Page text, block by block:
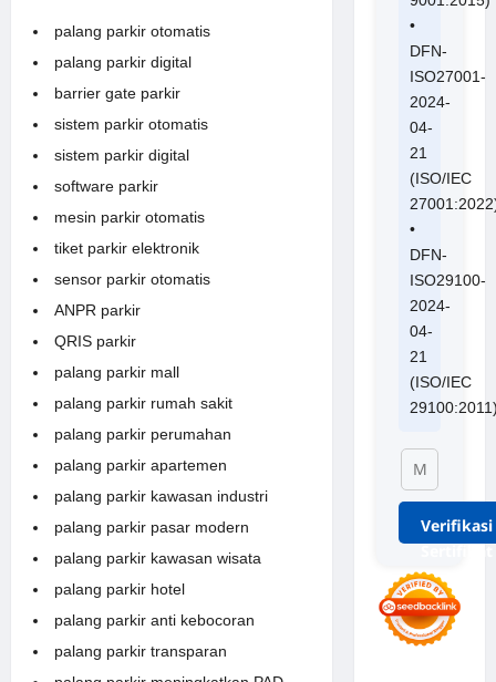
palang parkir otomatis
palang parkir digital
barrier gate parkir
sistem parkir otomatis
sistem parkir digital
software parkir
mesin parkir otomatis
tiket parkir elektronik
sensor parkir otomatis
ANPR parkir
QRIS parkir
palang parkir mall
palang parkir rumah sakit
palang parkir perumahan
palang parkir apartemen
palang parkir kawasan industri
palang parkir pasar modern
palang parkir kawasan wisata
palang parkir hotel
palang parkir anti kebocoran
palang parkir transparan
•
DFN-
ISO27001-
2024-
04-
21
(ISO/IEC
•
DFN-
ISO29100-
2024-
04-
21
(ISO/IEC
Verifikasi
Sertifikat